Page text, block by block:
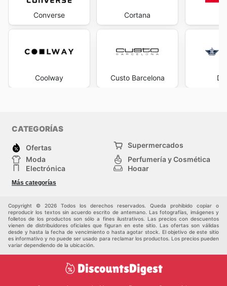
Converse
Coolway
Cortana
Custo Barcelona
CATEGORÍAS
Ofertas
Supermercados
Moda
Perfumería y Cosmética
Electrónica
Hogar
Deporte
Juguetes y bebés
Más categorías
Copyright © 2026 Todos los derechos reservados. Queda prohibido copiar o
reproducir los textos sin acuerdo escrito de antemano. Las fotografías, imágenes y
folletos de los productos son sólo a fines ilustrativos. Las precios con descuentos
vienen de distribuidores oficiales que figuran en este sitio. Las ofertas son válidas
desde y hasta la fecha de vencimiento o hasta agotar stock. El objetivo de este sitio
es informativo y no puede ser usado para reclamar los productos. Los precios pueden
variar dependiendo de la ubicación.